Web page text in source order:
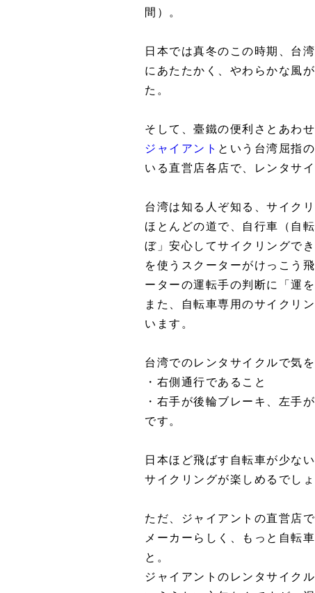
間）。
日本では真冬のこの時期、台
にあたたかく、やわらかな風
た。
そして、臺鐵の便利さとあわ
ジャイアント という台湾屈指
いる直営店各店で、レンタサ
台湾は知る人ぞ知る、サイクリ
ほとんどの道で、自行車（自
ぼ」安心してサイクリングで
を使うスクーターがけっこう
ーターの運転手の判断に「運
また、自転車専用のサイクリ
います。
台湾でのレンタサイクルで気を
・右側通行であること
・右手が後輪ブレーキ、左手
です。
日本ほど飛ばす自転車が少な
サイクリングが楽しめるでしょ
ただ、ジャイアントの直営店
メーカーらしく、もっと自転
と。
ジャイアントのレンタサイク